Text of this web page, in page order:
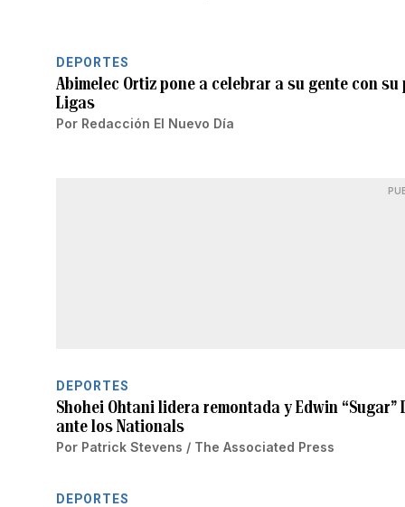
DEPORTES
Abimelec Ortiz pone a celebrar a su gente con
Ligas
Por Redacción El Nuevo Día
DEPORTES
Shohei Ohtani lidera remontada y Edwin
ante los Nationals
Por Patrick Stevens / The Associated Press
DEPORTES